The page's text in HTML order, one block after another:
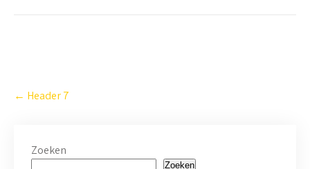
← Header 7
Zoeken
Zoeken